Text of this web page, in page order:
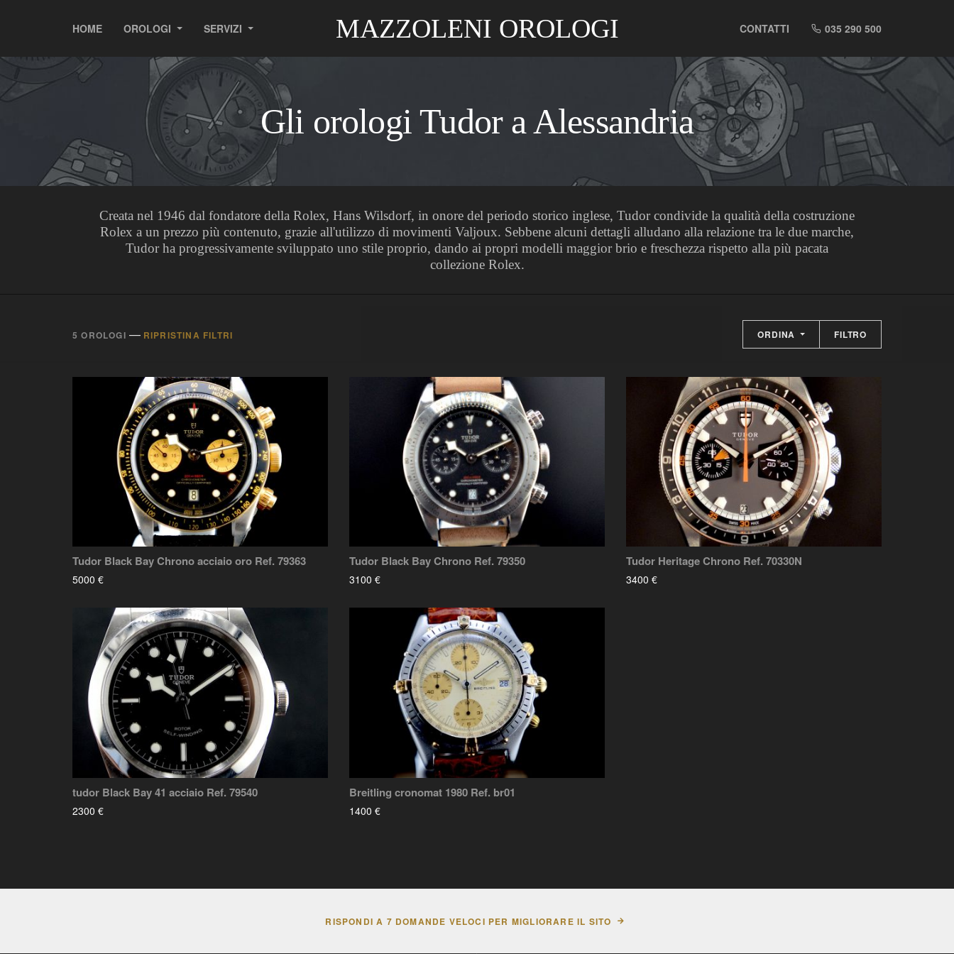
MAZZOLENI OROLOGI
HOME OROLOGI SERVIZI CONTATTI 035 290 500
Gli orologi Tudor a Alessandria
Creata nel 1946 dal fondatore della Rolex, Hans Wilsdorf, in onore del periodo storico inglese, Tudor condivide la qualità della costruzione
Rolex a un prezzo più contenuto, grazie all'utilizzo di movimenti Valjoux. Sebbene alcuni dettagli alludano alla relazione tra le due marche,
Tudor ha progressivamente sviluppato uno stile proprio, dando ai propri modelli maggior brio e freschezza rispetto alla più pacata
collezione Rolex.
5 OROLOGI — RIPRISTINA FILTRI ORDINA FILTRO
Tudor Black Bay Chrono acciaio oro Ref. 79363
5000 €
Tudor Black Bay Chrono Ref. 79350
3100 €
Tudor Heritage Chrono Ref. 70330N
3400 €
tudor Black Bay 41 acciaio Ref. 79540
2300 €
Breitling cronomat 1980 Ref. br01
1400 €
RISPONDI A 7 DOMANDE VELOCI PER MIGLIORARE IL SITO